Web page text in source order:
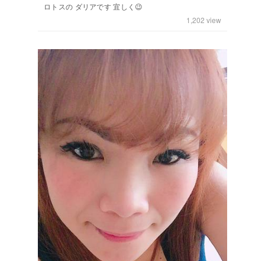
ロトスの ダリアです 宜しく😉
1,202 view